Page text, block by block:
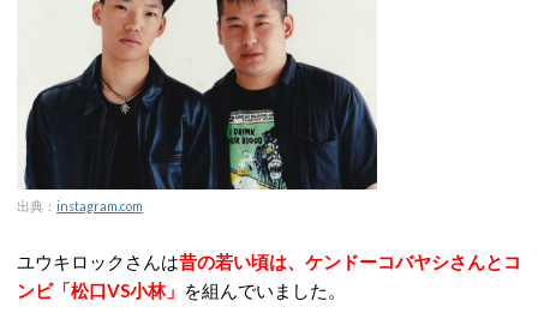
出典： instagram.com
ユウキロックさんは昔の若い頃は、ケンドーコバヤシさんとコ
ンビ「松口VS小林」 を組んでいました。